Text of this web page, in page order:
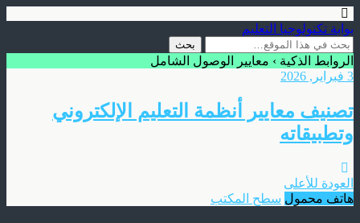
بوابة تكنولوجيا التعليم
الروابط الذكية › معايير الوصول الشامل
3 فبراير, 2026
تصنيف معايير أنظمة التعليم الإلكتروني
وتطبيقاته
العودة للأعلى
هاتف محمول سطح المكتب